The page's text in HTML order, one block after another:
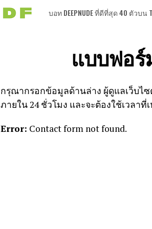
บอท DEEPNUDE ที่ดีที่สุด 40 ตัวบน
แบบฟอร์
กรุณากรอกข้อมูลด้านล่าง ผู้ดูแลเว็บไ
ภายใน 24 ชั่วโมง และจะต้องใช้เวลา
Error: Contact form not found.